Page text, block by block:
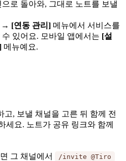
로 돌아와, 그대로 노트를 보낼
→ [연동 관리] 메뉴에서 서비스를
있어요. 모바일 앱에서는 [설
메뉴예요.
고, 보낼 채널을 고른 뒤 함께 전
세요. 노트가 공유 링크와 함께
그 채널에서 /invite @Tiro